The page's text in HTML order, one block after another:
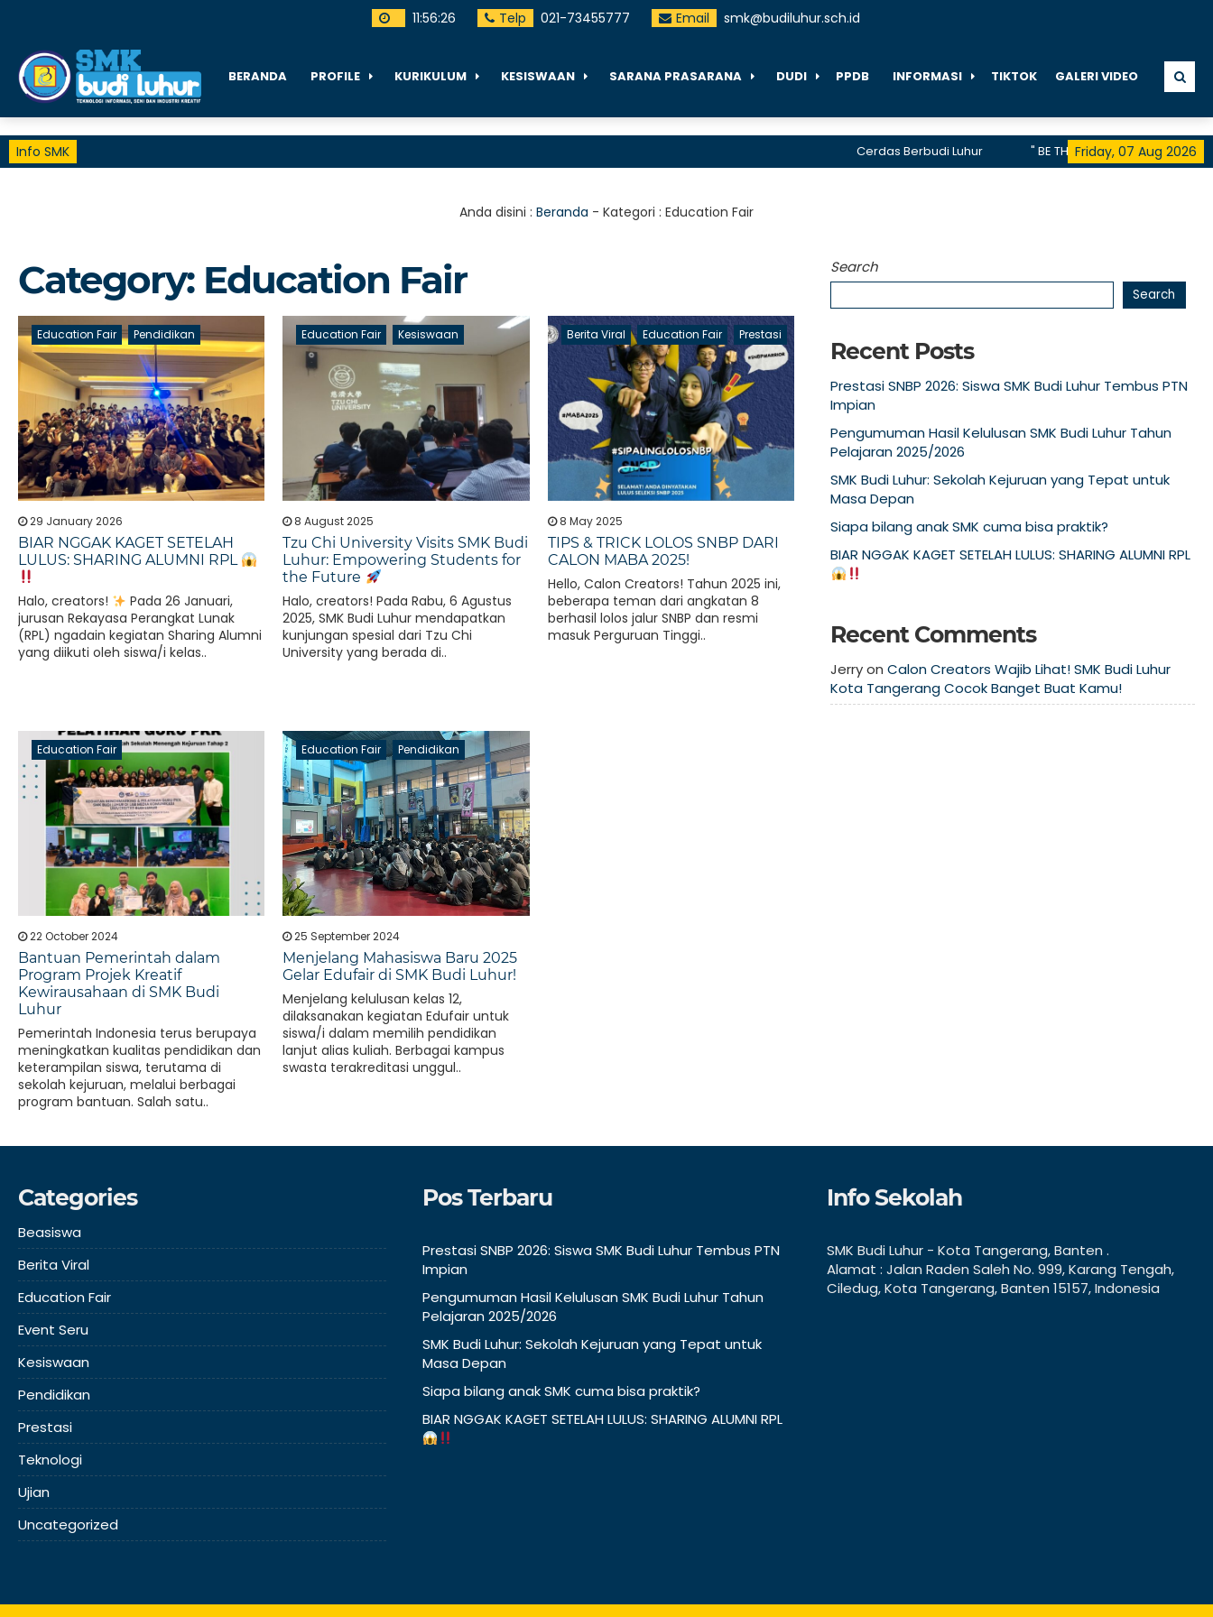
11:56:26 Telp 021-73455777 Email smk@budiluhur.sch.id
BERANDA PROFILE KURIKULUM KESISWAAN SARANA PRASARANA DUDI PPDB INFORMASI TIKTOK GALERI VIDEO
Info SMK Friday, 07 Aug 2026
Cerdas Berbudi Luhur
" BE THE FIRST, BE THE DIFFERENCE,
telah menerima akreditasi A hingga 2028
Anda disini : Beranda - Kategori : Education Fair
Category: Education Fair
Education Fair Pendidikan
29 January 2026
BIAR NGGAK KAGET SETELAH
LULUS: SHARING ALUMNI RPL
Halo, creators!
Pada 26 Januari,
jurusan Rekayasa Perangkat Lunak
(RPL) ngadain kegiatan Sharing Alumni
yang diikuti oleh siswa/i kelas..
Education Fair Kesiswaan
8 August 2025
Tzu Chi University Visits SMK Budi
Luhur: Empowering Students for
the Future
Halo, creators! Pada Rabu, 6 Agustus
2025, SMK Budi Luhur mendapatkan
kunjungan spesial dari Tzu Chi
University yang berada di..
Berita Viral Education Fair Prestasi
8 May 2025
TIPS & TRICK LOLOS SNBP DARI
CALON MABA 2025!
Hello, Calon Creators! Tahun 2025 ini,
beberapa teman dari angkatan 8
berhasil lolos jalur SNBP dan resmi
masuk Perguruan Tinggi..
Education Fair
22 October 2024
Bantuan Pemerintah dalam
Program Projek Kreatif
Kewirausahaan di SMK Budi
Luhur
Pemerintah Indonesia terus berupaya
meningkatkan kualitas pendidikan dan
keterampilan siswa, terutama di
sekolah kejuruan, melalui berbagai
program bantuan. Salah satu..
Education Fair Pendidikan
25 September 2024
Menjelang Mahasiswa Baru 2025
Gelar Edufair di SMK Budi Luhur!
Menjelang kelulusan kelas 12,
dilaksanakan kegiatan Edufair untuk
siswa/i dalam memilih pendidikan
lanjut alias kuliah. Berbagai kampus
swasta terakreditasi unggul..
Search
Search
Recent Posts
Prestasi SNBP 2026: Siswa SMK Budi Luhur Tembus PTN
Impian
Pengumuman Hasil Kelulusan SMK Budi Luhur Tahun
Pelajaran 2025/2026
SMK Budi Luhur: Sekolah Kejuruan yang Tepat untuk
Masa Depan
Siapa bilang anak SMK cuma bisa praktik?
BIAR NGGAK KAGET SETELAH LULUS: SHARING ALUMNI RPL
Recent Comments
JerryonCalon Creators Wajib Lihat! SMK Budi Luhur
Kota Tangerang Cocok Banget Buat Kamu!
Categories
Beasiswa
Berita Viral
Education Fair
Event Seru
Kesiswaan
Pendidikan
Prestasi
Teknologi
Ujian
Uncategorized
Pos Terbaru
Prestasi SNBP 2026: Siswa SMK Budi Luhur Tembus PTN
Impian
Pengumuman Hasil Kelulusan SMK Budi Luhur Tahun
Pelajaran 2025/2026
SMK Budi Luhur: Sekolah Kejuruan yang Tepat untuk
Masa Depan
Siapa bilang anak SMK cuma bisa praktik?
BIAR NGGAK KAGET SETELAH LULUS: SHARING ALUMNI RPL
Info Sekolah
SMK Budi Luhur - Kota Tangerang, Banten .
Alamat : Jalan Raden Saleh No. 999, Karang Tengah,
Ciledug, Kota Tangerang, Banten 15157, Indonesia